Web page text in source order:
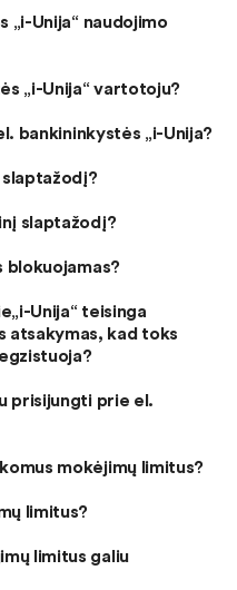
„i-Unija“ naudojimo
„i-Unija“ vartotoju?
bankininkystės „i-Unija?
slaptažodį?
blokuojamas?
Unija“ teisinga
atsakymas, kad toks
prisijungti prie el.
mokėjimų limitus?
limitus?
limitus galiu